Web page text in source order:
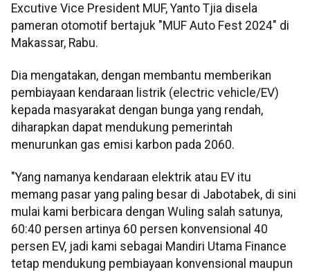
Excutive Vice President MUF, Yanto Tjia disela
pameran otomotif bertajuk "MUF Auto Fest 2024" di
Makassar, Rabu.
Dia mengatakan, dengan membantu memberikan
pembiayaan kendaraan listrik (electric vehicle/EV)
kepada masyarakat dengan bunga yang rendah,
diharapkan dapat mendukung pemerintah
menurunkan gas emisi karbon pada 2060.
"Yang namanya kendaraan elektrik atau EV itu
memang pasar yang paling besar di Jabotabek, di sini
mulai kami berbicara dengan Wuling salah satunya,
60:40 persen artinya 60 persen konvensional 40
persen EV, jadi kami sebagai Mandiri Utama Finance
tetap mendukung pembiayaan konvensional maupun